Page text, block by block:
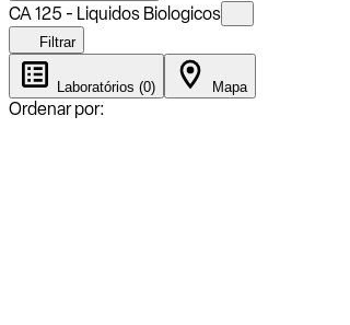
CA 125 - Liquidos Biologicos
Filtrar
Laboratórios (0) Mapa
Ordenar por: